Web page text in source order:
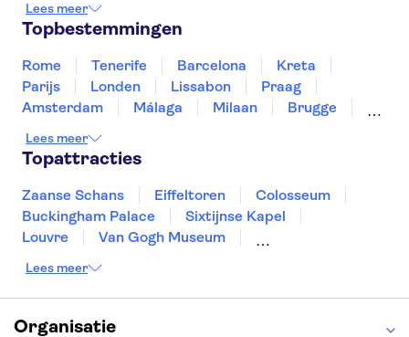
Noorwegen
Portugal
Thailand
Tunesië
Lees meer
Topbestemmingen
Rome Tenerife Barcelona
Kreta
Parijs
Londen Lissabon
Praag
Amsterdam
Málaga Milaan
Brugge
Den Haag
Utrecht
Haarlem
Leiden
Lees meer
Topattracties
Zaanse Schans Eiffeltoren
Colosseum
Buckingham Palace
Sixtijnse Kapel
Louvre
Van Gogh Museum
Tower of London
Moulin Rouge
Keukenhof
ARTIS
Edinburgh Castle
Lees meer
Organisatie